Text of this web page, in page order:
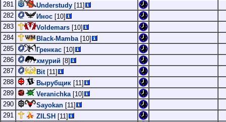
281
Understudy [11]
282
Инос [10]
283
Voldemars [10]
284
Black-Mamba[10]
285
Гренкас [10]
286
хмурий [8]
287
Bit[11]
288
Вырубщик [11]
289
Veranichka[10]
290
Sayokan [11]
291
ZILSH [11]